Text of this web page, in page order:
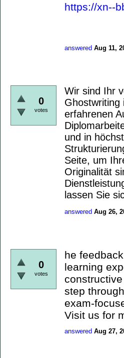
https://xn--
answered Aug 11,
0
votes
Wir sind Ihr
Ghostwriting
erfahrenen
und in
Seite, um
Originalität
lassen Sie
answered Aug 26,
0
votes
he
learning
step
exam-
Visit us for
answered Aug 27,